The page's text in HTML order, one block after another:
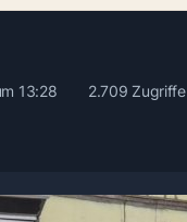
13:28 2.709 Zugriffe